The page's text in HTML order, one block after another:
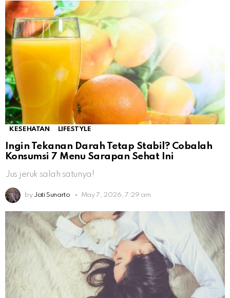
KESEHATAN LIFESTYLE
Ingin Tekanan Darah Tetap Stabil? Cobalah
Konsumsi 7 Menu Sarapan Sehat Ini
Jus jeruk salah satunya!
by Jati Sunarto May 7, 2026, 7:29 am